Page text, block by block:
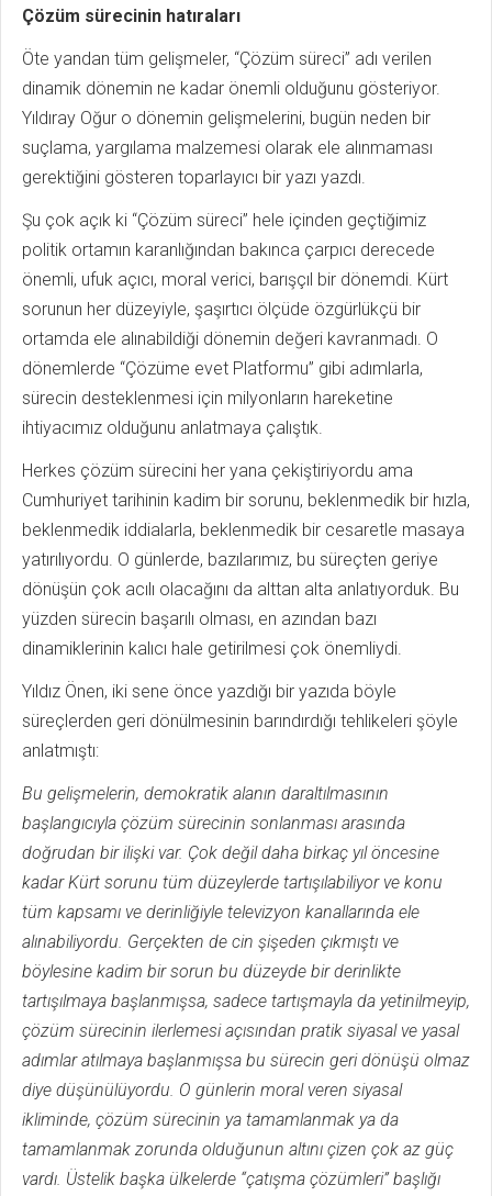
Çözüm sürecinin hatıraları
Öte yandan tüm gelişmeler, “Çözüm süreci” adı verilen
dinamik dönemin ne kadar önemli olduğunu gösteriyor.
Yıldıray Oğur o dönemin gelişmelerini, bugün neden bir
suçlama, yargılama malzemesi olarak ele alınmaması
gerektiğini gösteren toparlayıcı bir yazı yazdı.
Şu çok açık ki “Çözüm süreci” hele içinden geçtiğimiz
politik ortamın karanlığından bakınca çarpıcı derecede
önemli, ufuk açıcı, moral verici, barışçıl bir dönemdi. Kürt
sorunun her düzeyiyle, şaşırtıcı ölçüde özgürlükçü bir
ortamda ele alınabildiği dönemin değeri kavranmadı. O
dönemlerde “Çözüme evet Platformu” gibi adımlarla,
sürecin desteklenmesi için milyonların hareketine
ihtiyacımız olduğunu anlatmaya çalıştık.
Herkes çözüm sürecini her yana çekiştiriyordu ama
Cumhuriyet tarihinin kadim bir sorunu, beklenmedik bir hızla,
beklenmedik iddialarla, beklenmedik bir cesaretle masaya
yatırılıyordu. O günlerde, bazılarımız, bu süreçten geriye
dönüşün çok acılı olacağını da alttan alta anlatıyorduk. Bu
yüzden sürecin başarılı olması, en azından bazı
dinamiklerinin kalıcı hale getirilmesi çok önemliydi.
Yıldız Önen, iki sene önce yazdığı bir yazıda böyle
süreçlerden geri dönülmesinin barındırdığı tehlikeleri şöyle
anlatmıştı:
Bu gelişmelerin, demokratik alanın daraltılmasının
başlangıcıyla çözüm sürecinin sonlanması arasında
doğrudan bir ilişki var. Çok değil daha birkaç yıl öncesine
kadar Kürt sorunu tüm düzeylerde tartışılabiliyor ve konu
tüm kapsamı ve derinliğiyle televizyon kanallarında ele
alınabiliyordu. Gerçekten de cin şişeden çıkmıştı ve
böylesine kadim bir sorun bu düzeyde bir derinlikte
tartışılmaya başlanmışsa, sadece tartışmayla da yetinilmeyip,
çözüm sürecinin ilerlemesi açısından pratik siyasal ve yasal
adımlar atılmaya başlanmışsa bu sürecin geri dönüşü olmaz
diye düşünülüyordu. O günlerin moral veren siyasal
ikliminde, çözüm sürecinin ya tamamlanmak ya da
tamamlanmak zorunda olduğunun altını çizen çok az güç
vardı. Üstelik başka ülkelerde “çatışma çözümleri” başlığı